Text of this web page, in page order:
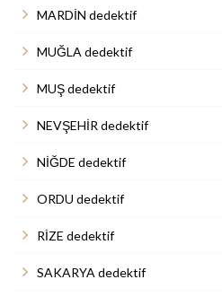
MARDİN dedektif
MUĞLA dedektif
MUŞ dedektif
NEVŞEHİR dedektif
NİĞDE dedektif
ORDU dedektif
RİZE dedektif
SAKARYA dedektif